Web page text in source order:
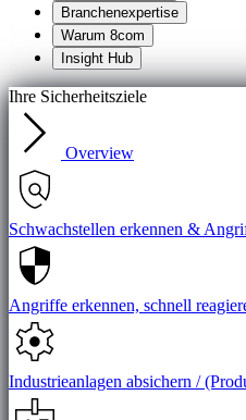
Branchenexpertise
Warum 8com
Insight Hub
Ihre Sicherheitsziele
Overview
Schwachstellen erkennen &
Angriffe erkennen, schnell
Industrieanlagen absichern /